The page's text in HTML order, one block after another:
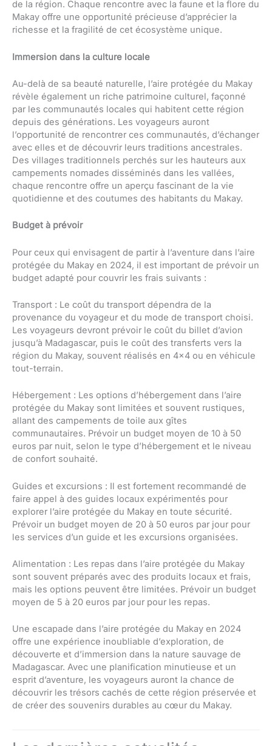
de la région. Chaque rencontre avec la faune et la flore du
Makay offre une opportunité précieuse d’apprécier la
richesse et la fragilité de cet écosystème unique.
Immersion dans la culture locale
Au-delà de sa beauté naturelle, l’aire protégée du Makay
révèle également un riche patrimoine culturel, façonné
par les communautés locales qui habitent cette région
depuis des générations. Les voyageurs auront
l’opportunité de rencontrer ces communautés, d’échanger
avec elles et de découvrir leurs traditions ancestrales.
Des villages traditionnels perchés sur les hauteurs aux
campements nomades disséminés dans les vallées,
chaque rencontre offre un aperçu fascinant de la vie
quotidienne et des coutumes des habitants du Makay.
Budget à prévoir
Pour ceux qui envisagent de partir à l’aventure dans l’aire
protégée du Makay en 2024, il est important de prévoir un
budget adapté pour couvrir les frais suivants :
Transport : Le coût du transport dépendra de la
provenance du voyageur et du mode de transport choisi.
Les voyageurs devront prévoir le coût du billet d’avion
jusqu’à Madagascar, puis le coût des transferts vers la
région du Makay, souvent réalisés en 4×4 ou en véhicule
tout-terrain.
Hébergement : Les options d’hébergement dans l’aire
protégée du Makay sont limitées et souvent rustiques,
allant des campements de toile aux gîtes
communautaires. Prévoir un budget moyen de 10 à 50
euros par nuit, selon le type d’hébergement et le niveau
de confort souhaité.
Guides et excursions : Il est fortement recommandé de
faire appel à des guides locaux expérimentés pour
explorer l’aire protégée du Makay en toute sécurité.
Prévoir un budget moyen de 20 à 50 euros par jour pour
les services d’un guide et les excursions organisées.
Alimentation : Les repas dans l’aire protégée du Makay
sont souvent préparés avec des produits locaux et frais,
mais les options peuvent être limitées. Prévoir un budget
moyen de 5 à 20 euros par jour pour les repas.
Une escapade dans l’aire protégée du Makay en 2024
offre une expérience inoubliable d’exploration, de
découverte et d’immersion dans la nature sauvage de
Madagascar. Avec une planification minutieuse et un
esprit d’aventure, les voyageurs auront la chance de
découvrir les trésors cachés de cette région préservée et
de créer des souvenirs durables au cœur du Makay.